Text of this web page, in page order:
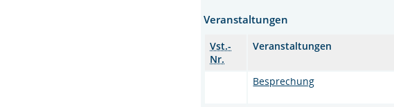
Veranstaltungen
Vst.-
Nr.
Veranstaltungen
Besprechung